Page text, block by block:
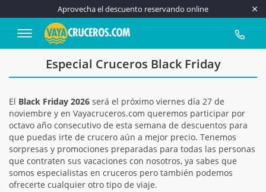
Aprovecha el descuento reservando online
917
Especial Cruceros Black Friday
El Black Friday 2026 será el próximo viernes día 27 de
noviembre y en Vayacruceros.com queremos participar por
octavo año consecutivo de esta semana de descuentos para
que puedas irte de crucero aún a mejor precio. Tenemos
sorpresas y promociones preparadas para todas las personas
que contraten sus vacaciones con nosotros, ya sabes que
somos especialistas en cruceros pero también podemos
ofrecerte cualquier otro tipo de viaje.